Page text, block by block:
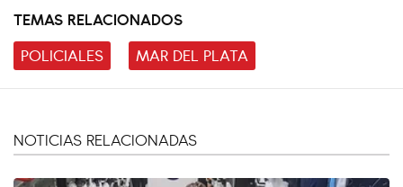
TEMAS RELACIONADOS
POLICIALES
MAR DEL PLATA
NOTICIAS RELACIONADAS